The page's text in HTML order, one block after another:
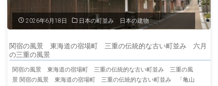
の
景
新
の
景
山
2026年6月18日 日本の町並み 日本の建物
関宿の風景 東海道の宿場町 三重の伝統的な古い町並み 六月
の三重の風景
関宿の風景 東海道の宿場町 三重の伝統的な古い町並み 三重の風
景 関宿の風景 東海道の宿場町 三重の伝統的な古い町並み 「亀山